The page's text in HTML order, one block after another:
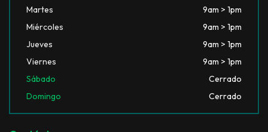
Martes
9am > 1pm
Miércoles
9am > 1pm
Jueves
9am > 1pm
Viernes
9am > 1pm
Sábado
Cerrado
Domingo
Cerrado